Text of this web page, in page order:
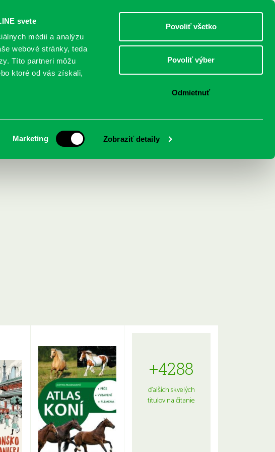
svete
médií a analýzu
webové stránky, teda
Títo partneri môžu
ktoré od vás získali,
Marketing Zobraziť detaily
Povoliť všetko
Povoliť výber
Odmietnuť
DOSPELÍ
O KNIŽNICI
ulceróznou kolitídou
+4288
ďalších skvelých
titulov na čítanie